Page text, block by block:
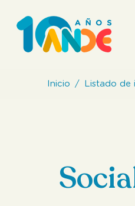
Inicio Listado de